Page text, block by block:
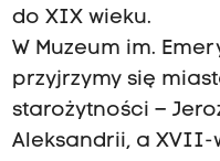
do XIX wieku.
W Muzeum im.
przyjrzymy się
starożytności –
Aleksandrii, a XVII-